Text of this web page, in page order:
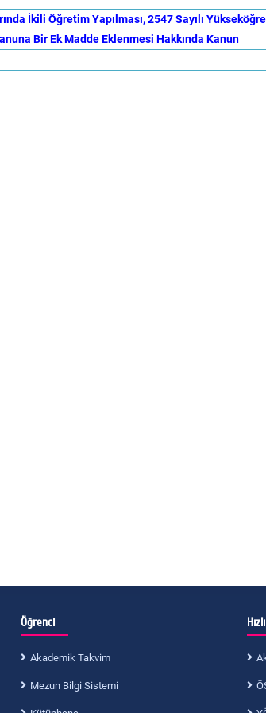
İkili Öğretim Yapılması, 2547 Sayılı
Bir Ek Madde Eklenmesi Hakkında Kanun
Öğrenci
Akademik Takvim
Mezun Bilgi Sistemi